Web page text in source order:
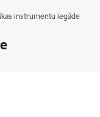
instrumentu iegāde